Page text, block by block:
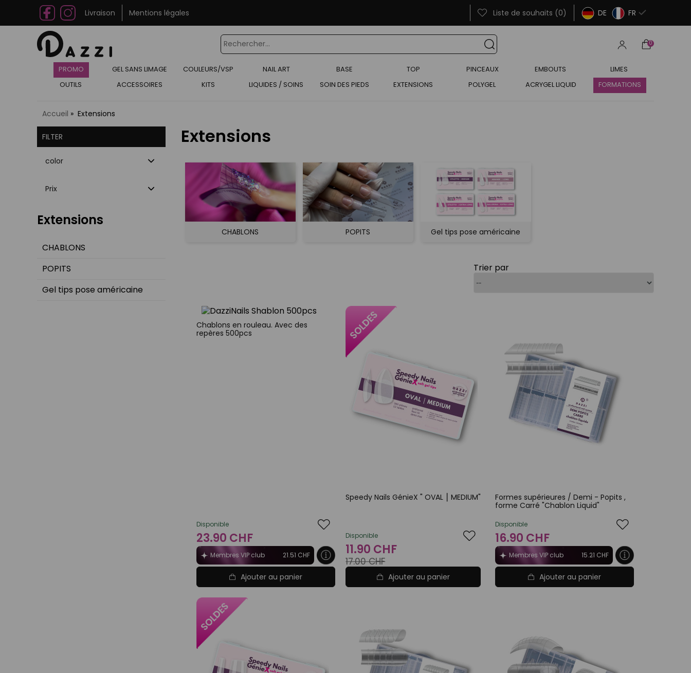
Livraison Mentions légales Liste de souhaits (0) DE FR
0
PROMO GEL SANS LIMAGE COULEURS/VSP NAIL ART BASE TOP PINCEAUX EMBOUTS
LIMES
OUTILS
ACCESSOIRES KITS LIQUIDES / SOINS SOIN DES PIEDS EXTENSIONS POLYGEL ACRYGEL LIQUID FORMATIONS
Accueil Extensions
FILTER
color
Prix
Extensions
CHABLONS
POPITS
Gel tips pose américaine
Extensions
CHABLONS POPITS Gel tips pose américaine
Chablons en rouleau. Avec des
repères 500pcs
Disponible
23.90 CHF
Membres VIP club 21.51 CHF
Ajouter au panier
Speedy Nails GénieX " OVAL ⎮ MEDIUM"
Disponible
11.90 CHF
17.00 CHF
Ajouter au panier
Formes supérieures / Demi - Popits ,
forme Carré "Chablon Liquid"
Disponible
16.90 CHF
Membres VIP club 15.21 CHF
Ajouter au panier
Trier par